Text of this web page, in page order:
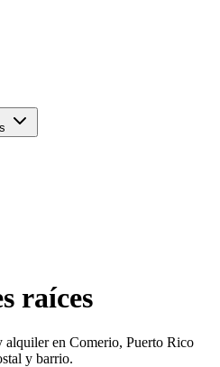
raíces
alquiler en Comerio, Puerto Rico
y barrio.